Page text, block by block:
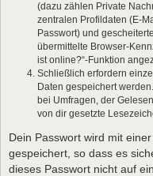
(dazu zählen Private
zentralen Profildaten (E-
Passwort) und
übermittelte Browser-
ist online?“-Funktion
Schließlich erfordern
Daten gespeichert
bei Umfragen, der
von dir gesetzte
Dein Passwort wird mit
gespeichert, so dass es
dieses Passwort nicht auf